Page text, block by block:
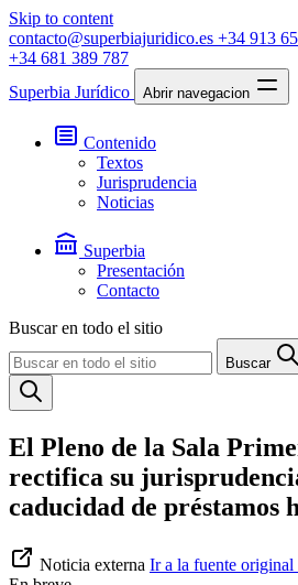
Skip to content
contacto@superbiajuridico.es +34 913
+34 681 389 787
Superbia Jurídico
Abrir navegacion
Contenido
Textos
Jurisprudencia
Noticias
Superbia
Presentación
Contacto
Buscar en todo el sitio
Buscar
El Pleno de la Sala
rectifica su
caducidad de préstamos
Noticia externa Ir a la fuente original